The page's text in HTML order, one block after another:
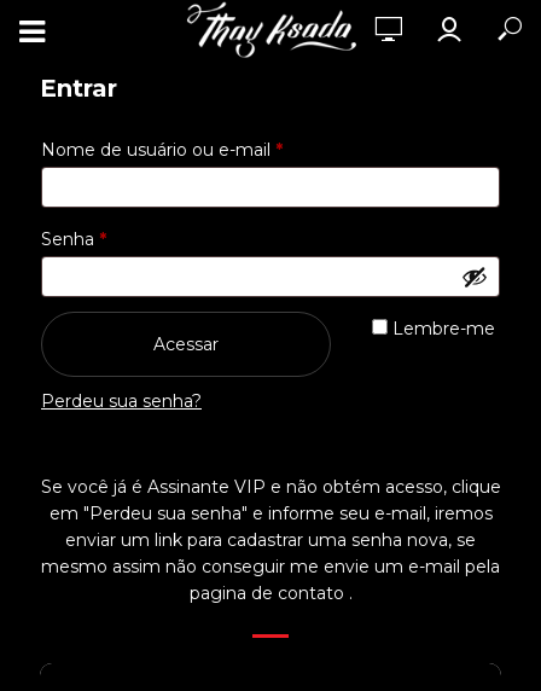
Entrar
Nome de usuário ou e-mail *Obrigatório
Senha *Obrigatório
Lembre-me
Acessar
Perdeu sua senha?
Se você já é Assinante VIP e não obtém acesso, clique
em "Perdeu sua senha" e informe seu e-mail, iremos
enviar um link para cadastrar uma senha nova, se
mesmo assim não conseguir me envie um e-mail pela
pagina de contato .